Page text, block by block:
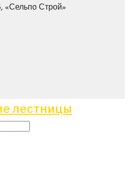
«Сельпо Строй»